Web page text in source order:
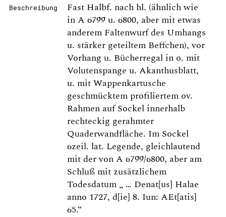
Beschreibung
Fast Halbf. nach hl. (ähnlich wie
in A 6799 u. 6800, aber mit etwas
anderem Faltenwurf des Umhangs
u. stärker geteiltem Beffchen), vor
Vorhang u. Bücherregal in o. mit
Volutenspange u. Akanthusblatt,
u. mit Wappenkartusche
geschmücktem profiliertem ov.
Rahmen auf Sockel innerhalb
rechteckig gerahmter
Quaderwandfläche. Im Sockel
6zeil. lat. Legende, gleichlautend
mit der von A 6799/6800, aber am
Schluß mit zusätzlichem
Todesdatum „ … Denat[us] Halae
anno 1727, d[ie] 8. Iun: AEt[atis]
65.“